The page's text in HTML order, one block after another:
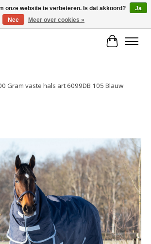
en snelle verzending!
Gram vaste hals art 6099DB 105 Blauw
onze website te verbeteren. Is dat akkoord?
Ja
Nee
Meer over cookies »